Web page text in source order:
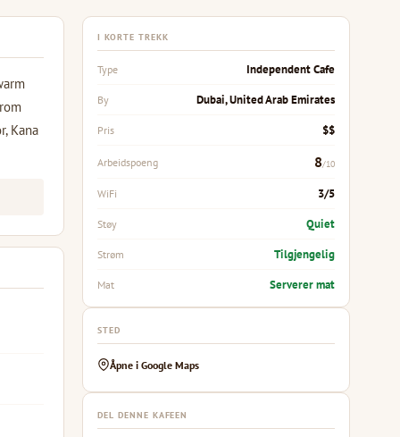
Kana
I KORTE TREKK
Type Independent Cafe
By Dubai, United Arab Emirates
Pris $$
Arbeidspoeng 8/10
WiFi 3/5
Støy Quiet
Strøm Tilgjengelig
Mat Serverer mat
STED
Åpne i Google Maps
DEL DENNE KAFEEN